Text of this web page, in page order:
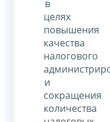
в
целях
повышения
качества
налогового
и
сокращения
количества